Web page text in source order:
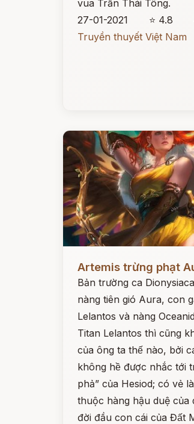
vua Trần Thái Tông.
27-01-2021
⭐ 4.8
Truyền thuyết Việt Nam
Artemis trừng phạt
Bản trường ca
nàng tiên gió Aura, con
Lelantos và nàng
Titan Lelantos thì cũng
của ông ta thế nào, bởi
không hề được nhắc tới
phả” của Hesiod; có vẻ
thuộc hàng hậu duệ của
đời đầu con cái của Đất